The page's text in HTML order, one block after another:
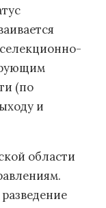
(по
и
области